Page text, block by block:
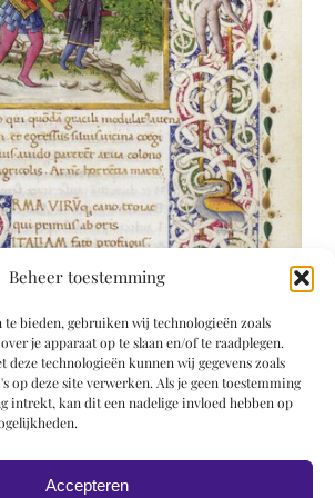
Beheer toestemming
te bieden, gebruiken wij technologieën zoals
je apparaat op te slaan en/of te raadplegen.
deze technologieën kunnen wij gegevens zoals
op deze site verwerken. Als je geen toestemming
intrekt, kan dit een nadelige invloed hebben op
Accepteren